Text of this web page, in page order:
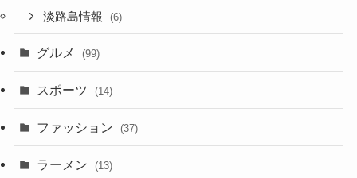
淡路島情報 (6)
グルメ (99)
スポーツ (14)
ファッション (37)
ラーメン (13)